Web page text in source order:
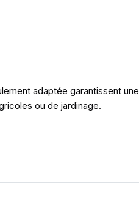
adaptée garantissent une
ou de jardinage.